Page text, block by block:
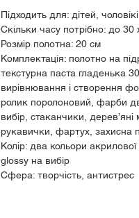
Підходить для: дітей,
Скільки часу потрібно: до 30
Розмір полотна: 20 см
Комплектація: полотно на
текстурна паста гладенька
вирівнювання і створення
ролик поролоновий, фарби
вибір, стаканчики,
рукавички, фартух, захисна
Колір: два кольори
glossy на вибір
Сфера: творчість, антистрес